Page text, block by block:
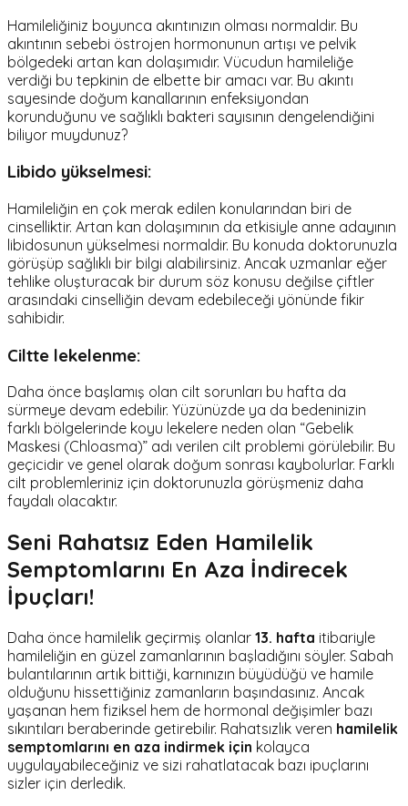
Hamileliğiniz boyunca akıntınızın olması normaldir. Bu
akıntının sebebi östrojen hormonunun artışı ve pelvik
bölgedeki artan kan dolaşımıdır. Vücudun hamileliğe
verdiği bu tepkinin de elbette bir amacı var. Bu akıntı
sayesinde doğum kanallarının enfeksiyondan
korunduğunu ve sağlıklı bakteri sayısının dengelendiğini
biliyor muydunuz?
Libido yükselmesi:
Hamileliğin en çok merak edilen konularından biri de
cinselliktir. Artan kan dolaşımının da etkisiyle anne adayının
libidosunun yükselmesi normaldir. Bu konuda doktorunuzla
görüşüp sağlıklı bir bilgi alabilirsiniz. Ancak uzmanlar eğer
tehlike oluşturacak bir durum söz konusu değilse çiftler
arasındaki cinselliğin devam edebileceği yönünde fikir
sahibidir.
Ciltte lekelenme:
Daha önce başlamış olan cilt sorunları bu hafta da
sürmeye devam edebilir. Yüzünüzde ya da bedeninizin
farklı bölgelerinde koyu lekelere neden olan “Gebelik
Maskesi (Chloasma)” adı verilen cilt problemi görülebilir. Bu
geçicidir ve genel olarak doğum sonrası kaybolurlar. Farklı
cilt problemleriniz için doktorunuzla görüşmeniz daha
faydalı olacaktır.
Seni Rahatsız Eden Hamilelik
Semptomlarını En Aza İndirecek
İpuçları!
Daha önce hamilelik geçirmiş olanlar 13. hafta itibariyle
hamileliğin en güzel zamanlarının başladığını söyler. Sabah
bulantılarının artık bittiği, karnınızın büyüdüğü ve hamile
olduğunu hissettiğiniz zamanların başındasınız. Ancak
yaşanan hem fiziksel hem de hormonal değişimler bazı
sıkıntıları beraberinde getirebilir. Rahatsızlık veren hamilelik
semptomlarını en aza indirmek için kolayca
uygulayabileceğiniz ve sizi rahatlatacak bazı ipuçlarını
sizler için derledik.